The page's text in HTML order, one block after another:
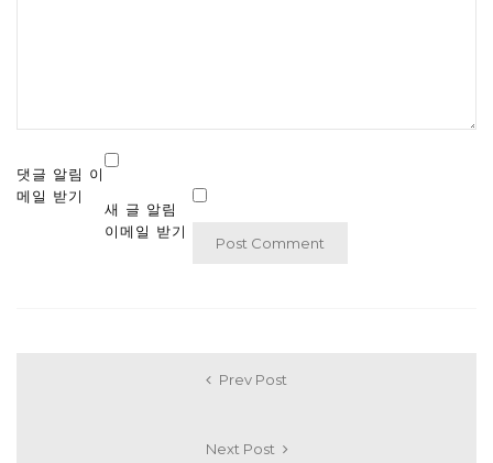
댓글 알림 이
메일 받기
새 글 알림
이메일 받기
Prev Post
Next Post